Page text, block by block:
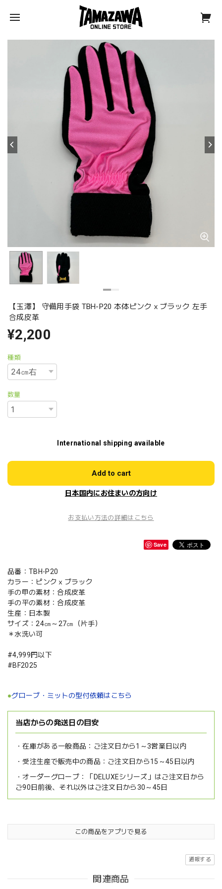
【玉澤】 守備用手袋 TBH-P20 本体ピンクｘブラック 左手
合成皮革
¥2,200
種類
数量
International shipping available
Add to cart
日本国内にお住まいの方向け
お支払い方法の詳細はこちら
Save
品番：TBH-P20
カラー：ピンクｘブラック
手の甲の素材：合成皮革
手の平の素材：合成皮革
生産：日本製
サイズ：24㎝～27㎝（片手）
＊水洗い可
#4,999円以下
#BF2025
●グローブ・ミットの型付依頼はこちら
当店からの発送日の目安
在庫がある一般商品： ご注文日から1～3営業日以内
受注生産で販売中の商品： ご注文日から15～45日以内
オーダーグローブ：
「DELUXEシリーズ」はご注文日から
ご90日前後、それ以外はご注文日から30～45日
この商品をアプリで見る
通報する
関連商品